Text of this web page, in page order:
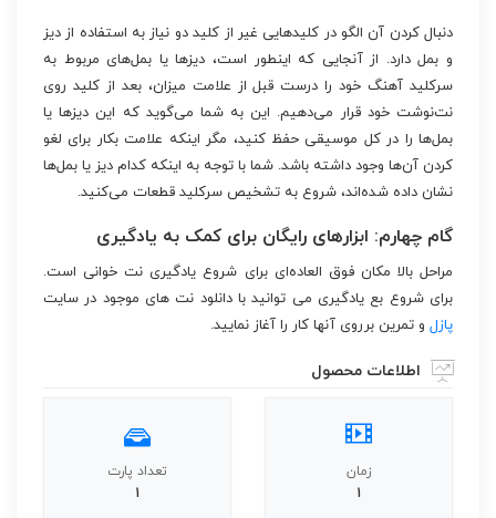
دنبال کردن آن الگو در کلیدهایی غیر از کلید دو نیاز به استفاده از دیز
و بمل دارد. از آنجایی که اینطور است، دیزها یا بمل‌های مربوط به
سرکلید آهنگ خود را درست قبل از علامت میزان، بعد از کلید روی
نت‌نوشت خود قرار می‌دهیم. این به شما می‌گوید که این دیزها یا
بمل‌ها را در کل موسیقی حفظ کنید، مگر اینکه علامت بکار برای لغو
کردن آن‌ها وجود داشته باشد. شما با توجه به اینکه کدام دیز یا بمل‌ها
نشان داده شده‌اند، شروع به تشخیص سرکلید قطعات می‌کنید.
گام چهارم: ابزارهای رایگان برای کمک به یادگیری
مراحل بالا مکان فوق العاده‌ای برای شروع یادگیری نت خوانی است.
برای شروع بع یادگیری می توانید با دانلود نت های موجود در سایت
پازل و تمرین برروی آنها کار را آغاز نمایید.
اطلاعات محصول
زمان
1
تعداد پارت
1